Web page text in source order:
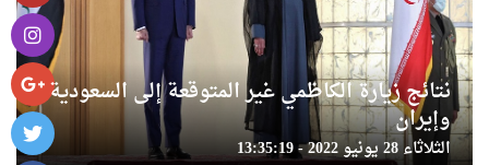
نتائج زیارة الكاظمي غير المتوقعة إلى السعودية
وإيران
الثلاثاء 28 يونيو 2022 - 13:35:19